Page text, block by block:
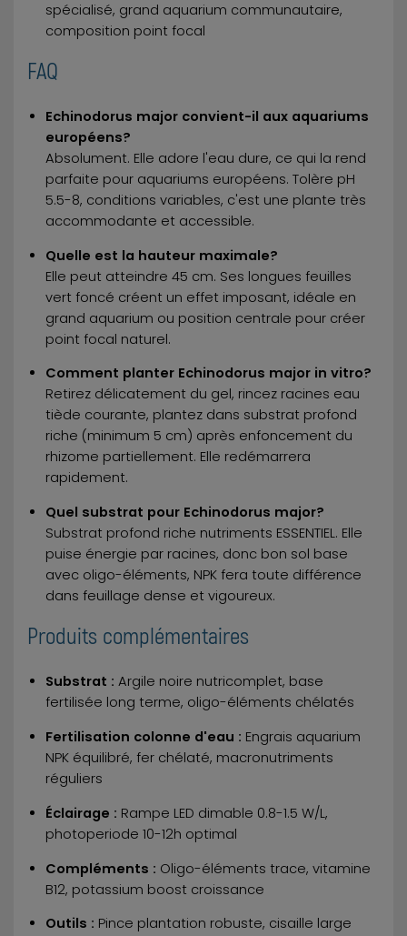
spécialisé, grand aquarium communautaire,
composition point focal
FAQ
Echinodorus major convient-il aux aquariums
européens?
Absolument. Elle adore l'eau dure, ce qui la rend
parfaite pour aquariums européens. Tolère pH
5.5-8, conditions variables, c'est une plante très
accommodante et accessible.
Quelle est la hauteur maximale?
Elle peut atteindre 45 cm. Ses longues feuilles
vert foncé créent un effet imposant, idéale en
grand aquarium ou position centrale pour créer
point focal naturel.
Comment planter Echinodorus major in vitro?
Retirez délicatement du gel, rincez racines eau
tiède courante, plantez dans substrat profond
riche (minimum 5 cm) après enfoncement du
rhizome partiellement. Elle redémarrera
rapidement.
Quel substrat pour Echinodorus major?
Substrat profond riche nutriments ESSENTIEL. Elle
puise énergie par racines, donc bon sol base
avec oligo-éléments, NPK fera toute différence
dans feuillage dense et vigoureux.
Produits complémentaires
Substrat : Argile noire nutricomplet, base
fertilisée long terme, oligo-éléments chélatés
Fertilisation colonne d'eau : Engrais aquarium
NPK équilibré, fer chélaté, macronutriments
réguliers
Éclairage : Rampe LED dimable 0.8-1.5 W/L,
photoperiode 10-12h optimal
Compléments : Oligo-éléments trace, vitamine
B12, potassium boost croissance
Outils : Pince plantation robuste, cisaille large